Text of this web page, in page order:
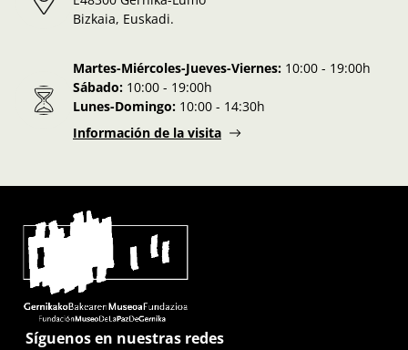
Bizkaia, Euskadi.
Martes-Miércoles-Jueves-Viernes: 10:00 - 19:00h
Sábado: 10:00 - 19:00h
Lunes-Domingo: 10:00 - 14:30h
Información de la visita
Síguenos en nuestras redes